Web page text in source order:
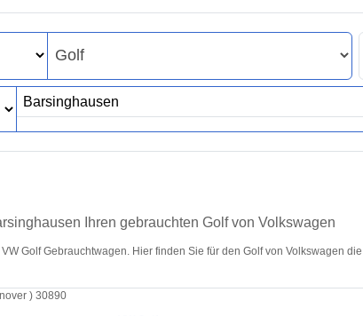
Ihren gebrauchten Golf von Volkswagen
Golf Gebrauchtwagen. Hier finden Sie für den Golf von Volkswagen die